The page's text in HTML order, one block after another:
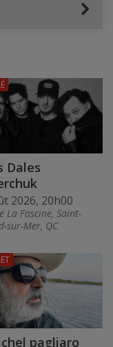
Dales
2026, 20h00
La Fascine, Saint-
sur-Mer, QC
pagliaro